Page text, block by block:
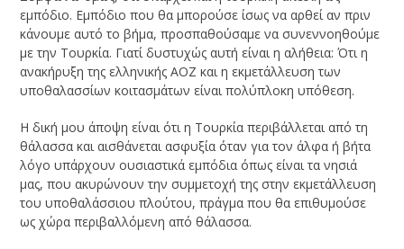
εμπόδιο. Εμπόδιο που θα μπορούσε ίσως να αρθεί αν πριν
κάνουμε αυτό το βήμα, προσπαθούσαμε να συνεννοηθούμε
με την Τουρκία. Γιατί δυστυχώς αυτή είναι η αλήθεια: Ότι η
ανακήρυξη της ελληνικής ΑΟΖ και η εκμετάλλευση των
υποθαλασσίων κοιτασμάτων είναι πολύπλοκη υπόθεση.
Η δική μου άποψη είναι ότι η Τουρκία περιβάλλεται από τη
θάλασσα και αισθάνεται ασφυξία όταν για τον άλφα ή βήτα
λόγο υπάρχουν ουσιαστικά εμπόδια όπως είναι τα νησιά
μας, που ακυρώνουν την συμμετοχή της στην εκμετάλλευση
του υποθαλάσσιου πλούτου, πράγμα που θα επιθυμούσε
ως χώρα περιβαλλόμενη από θάλασσα.